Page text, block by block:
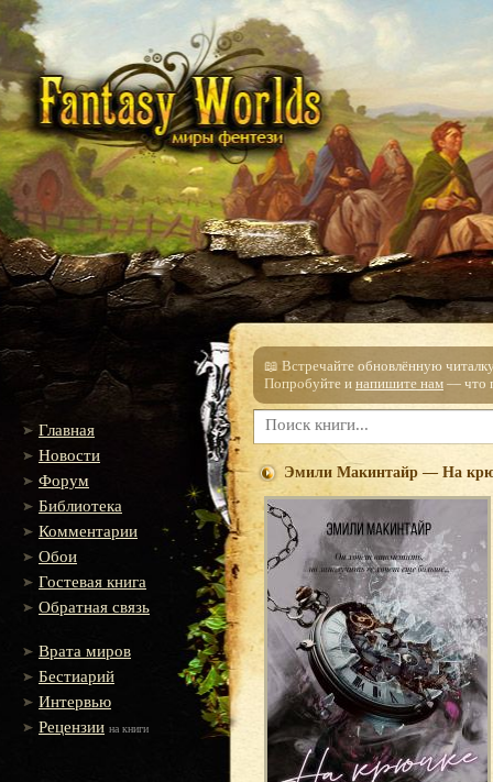
Главная
Новости
Форум
Библиотека
Комментарии
Обои
Гостевая книга
Обратная связь
Врата миров
Бестиарий
Интервью
Рецензии на книги
📖 Встречайте обновлённую
Попробуйте и напишите нам — что
Эмили Макинтайр — На